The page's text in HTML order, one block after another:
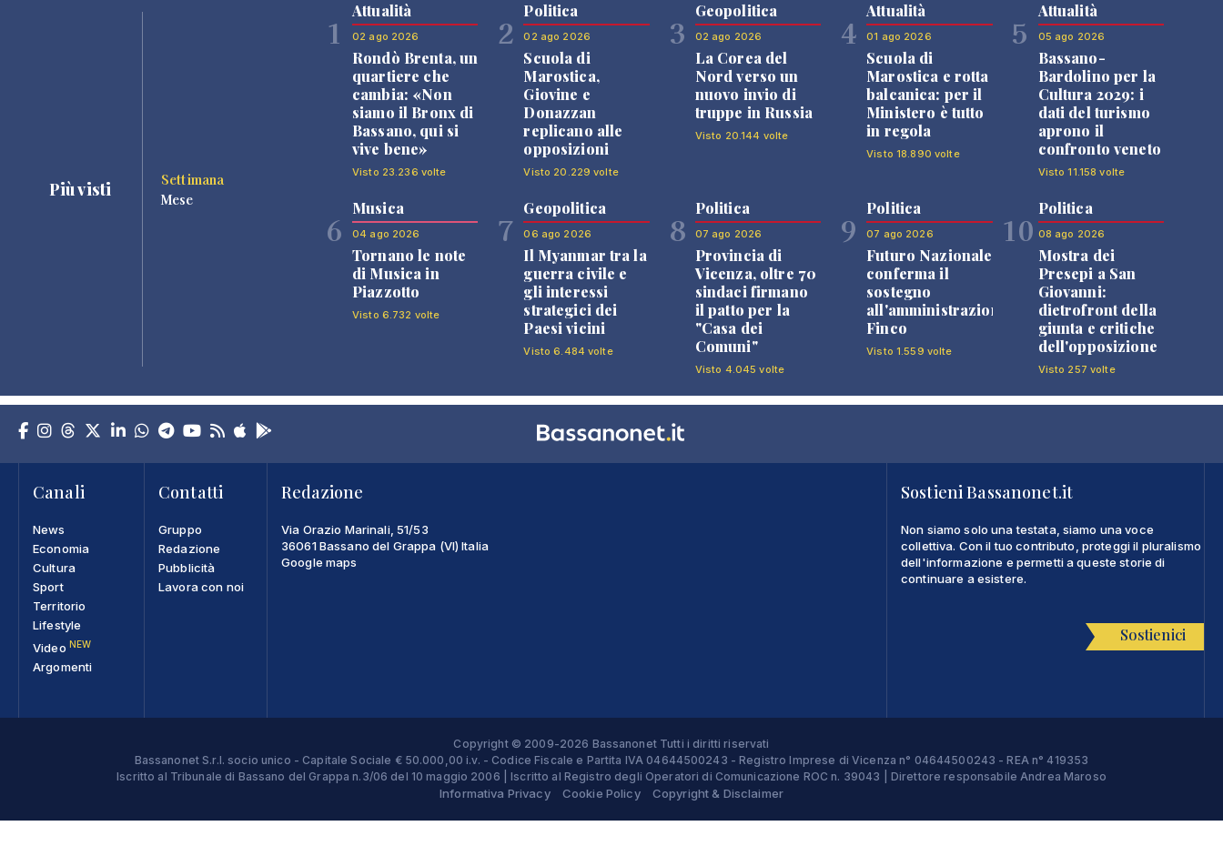
Più visti
Settimana
Mese
1
Attualità
02 ago 2026
Rondò Brenta, un
quartiere che
cambia: «Non
siamo il Bronx di
Bassano, qui si
vive bene»
Visto 23.236 volte
2
Politica
02 ago 2026
Scuola di
Marostica,
Giovine e
Donazzan
replicano alle
opposizioni
Visto 20.229 volte
3
Geopolitica
02 ago 2026
La Corea del
Nord verso un
nuovo invio di
truppe in Russia
Visto 20.144 volte
4
Attualità
01 ago 2026
Scuola di
Marostica e rotta
balcanica: per il
Ministero è tutto
in regola
Visto 18.890 volte
5
Attualità
05 ago 2026
Bassano-
Bardolino per la
Cultura 2029: i
dati del turismo
aprono il
confronto veneto
Visto 11.158 volte
6
Musica
04 ago 2026
Tornano le note
di Musica in
Piazzotto
Visto 6.732 volte
7
Geopolitica
06 ago 2026
Il Myanmar tra la
guerra civile e
gli interessi
strategici dei
Paesi vicini
Visto 6.484 volte
8
Politica
07 ago 2026
Provincia di
Vicenza, oltre 70
sindaci firmano
il patto per la
"Casa dei
Comuni"
Visto 4.045 volte
9
Politica
07 ago 2026
Futuro Nazionale
conferma il
sostegno
all'amministrazione
Finco
Visto 1.559 volte
10
Politica
08 ago 2026
Mostra dei
Presepi a San
Giovanni:
dietrofront della
giunta e critiche
dell'opposizione
Visto 257 volte
Canali
News
Economia
Cultura
Sport
Territorio
Lifestyle
Video NEW
Argomenti
Contatti
Gruppo
Redazione
Pubblicità
Lavora con noi
Redazione
Via Orazio Marinali, 51/53
36061 Bassano del Grappa (VI) Italia
Google maps
Sostieni Bassanonet.it
Non siamo solo una testata, siamo una voce
collettiva. Con il tuo contributo, proteggi il pluralismo
dell'informazione e permetti a queste storie di
continuare a esistere.
Sostienici
Copyright © 2009-2026 Bassanonet Tutti i diritti riservati
Bassanonet S.r.l. socio unico - Capitale Sociale € 50.000,00 i.v. - Codice Fiscale e Partita IVA 04644500243 - Registro Imprese di Vicenza n° 04644500243 - REA n° 419353
Iscritto al Tribunale di Bassano del Grappa n.3/06 del 10 maggio 2006 | Iscritto al Registro degli Operatori di Comunicazione ROC n. 39043 | Direttore responsabile Andrea Maroso
Informativa Privacy Cookie Policy Copyright & Disclaimer